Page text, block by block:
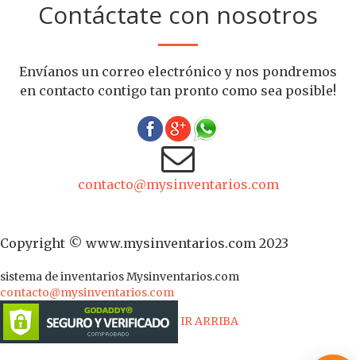
Contáctate con nosotros
Envíanos un correo electrónico y nos pondremos
en contacto contigo tan pronto como sea posible!
contacto@mysinventarios.com
Copyright © www.mysinventarios.com 2023
sistema de inventariosMysinventarios.com
contacto@mysinventarios.com
IR ARRIBA